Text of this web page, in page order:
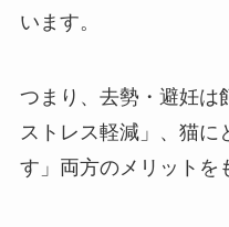
います。
つまり、去勢・避妊は
ストレス軽減」、猫
す」両方のメリットを